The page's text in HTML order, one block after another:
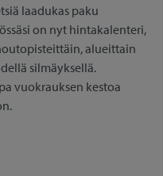
laadukas paku
on nyt hintakalenteri,
alueittain
silmäyksellä.
vuokrauksen kestoa